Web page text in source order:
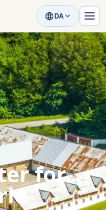
DA
for